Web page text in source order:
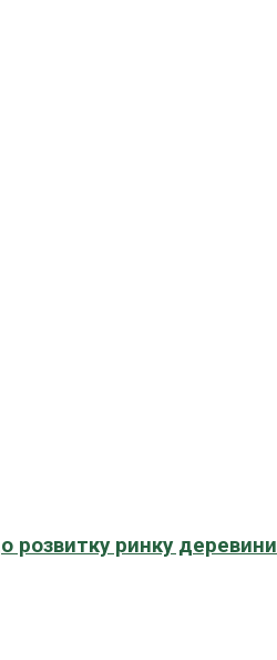
розвитку ринку деревини